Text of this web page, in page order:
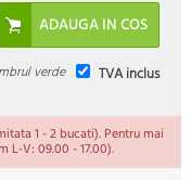
TVA inclus
verde
1 - 2 bucati). Pentru mai
L-V: 09.00 - 17.00).